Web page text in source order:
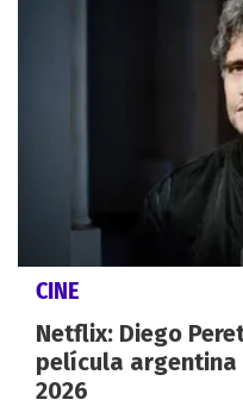
CINE
Netflix: Diego
película
2026